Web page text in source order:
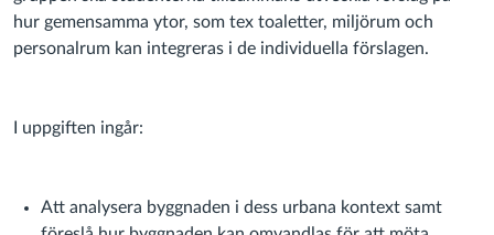
hur gemensamma ytor, som tex toaletter, miljörum och
personalrum kan integreras i de individuella förslagen.
I uppgiften ingår:
Att analysera byggnaden i dess urbana kontext samt